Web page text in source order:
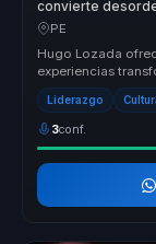
convierte
productividad
PE
Hugo Lozada
experiencias
responsabl...
Liderazgo
3conf.